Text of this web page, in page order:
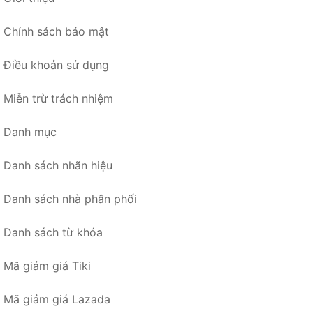
Chính sách bảo mật
Điều khoản sử dụng
Miễn trừ trách nhiệm
Danh mục
Danh sách nhãn hiệu
Danh sách nhà phân phối
Danh sách từ khóa
Mã giảm giá Tiki
Mã giảm giá Lazada